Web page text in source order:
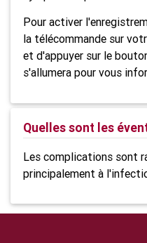
Pour activer
la télécommande sur
et d'appuyer sur le
s'allumera pour vous
Quelles sont les
Les complications sont
principalement à